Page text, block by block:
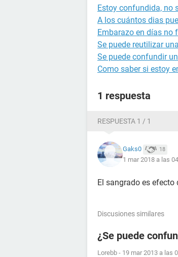
Estoy confundida, no
A los cuántos dias
Embarazo en días no
Se puede reutilizar
Se puede confundir
Como saber si estoy
1 respuesta
RESPUESTA 1 / 1
Gaks0 18
1 mar 2018 a las
El sangrado es
Discusiones similares
¿Se puede
Lorebb - 19 mar 2013 a las